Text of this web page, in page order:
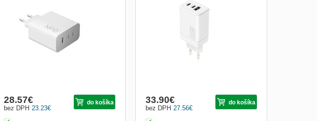
Hmotnost: 130 g Barva: bílá Vstup: 100–
240 V~, 50/60 Hz, 2.0 A Provozní teplota:
-10 °C až +40 °C Výstupní výkon: USB-C
23.23€
bez DPH
28.57€ do košíka
65ACC PD QC 2x USB-C x USB 65W
White je všestranná a účinná nástenná
nabíjačka navrhnutá tak, aby vyhovovala
nabíjania pre viacero zariadení súčasne.
27.56€
bez DPH
33.90€ do košíka